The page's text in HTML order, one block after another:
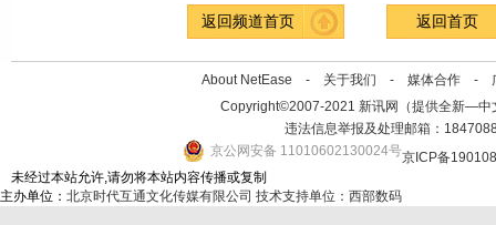
返回频道首页 返回首页
About NetEase - 关于我们 - 媒体合作 -
Copyright©2007-2021 新讯网（提供全新—中
违法信息举报及处理邮箱：
京公网安备 11010602130024号京ICP备
未经过本站允许,请勿将本站内容传播或复制
主办单位： 北京时代互通文化传媒有限公司 技术支持单位：西部数码